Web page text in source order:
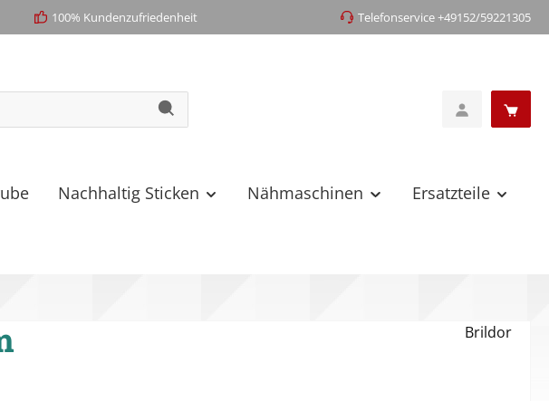
100% Kundenzufriedenheit Telefonservice +49152/59221305
Nachhaltig Sticken Nähmaschinen Ersatzteile
Brildor